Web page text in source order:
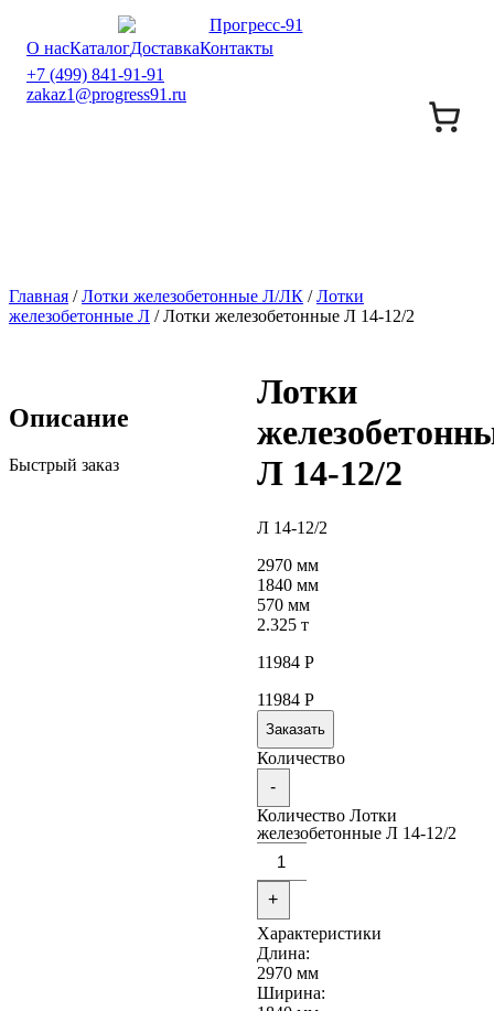
О насКаталогДоставкаКонтакты
+7 (499) 841-91-91
zakaz1@progress91.ru
Главная /Лотки железобетонные Л/ЛК /Лотки
железобетонные Л / Лотки железобетонные Л 14-12/2
Лотки
Л 14-12/2
Л 14-12/2
2970 мм
1840 мм
570 мм
2.325 т
11984 Р
11984 Р
Заказать
Количество
-
Количество Лотки
железобетонные Л 14-12/2
+
Характеристики
Длина:
2970 мм
Ширина:
Описание
Быстрый заказ